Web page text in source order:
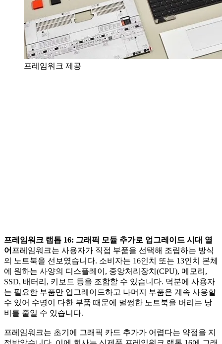
프레임워크 제공
프레임워크 랩톱 16: 그래픽 모듈 추가로 업그레이드 시대 열
어 프레임워크는 사용자가 직접 부품을 선택해 조립하는 방식
의 노트북을 선보였습니다. 소비자는 16인치 또는 13인치 본체
에 원하는 사양의 디스플레이, 중앙처리장치(CPU), 메모리,
SSD, 배터리, 키보드 등을 조합할 수 있습니다. 덕분에 사용자
는 필요한 부품만 업그레이드하고 나머지 부품은 계속 사용할
수 있어 수명이 다한 부품 때문에 멀쩡한 노트북을 버리는 낭
비를 줄일 수 있습니다.
프레임워크는 초기에 그래픽 카드 추가가 어렵다는 약점을 지